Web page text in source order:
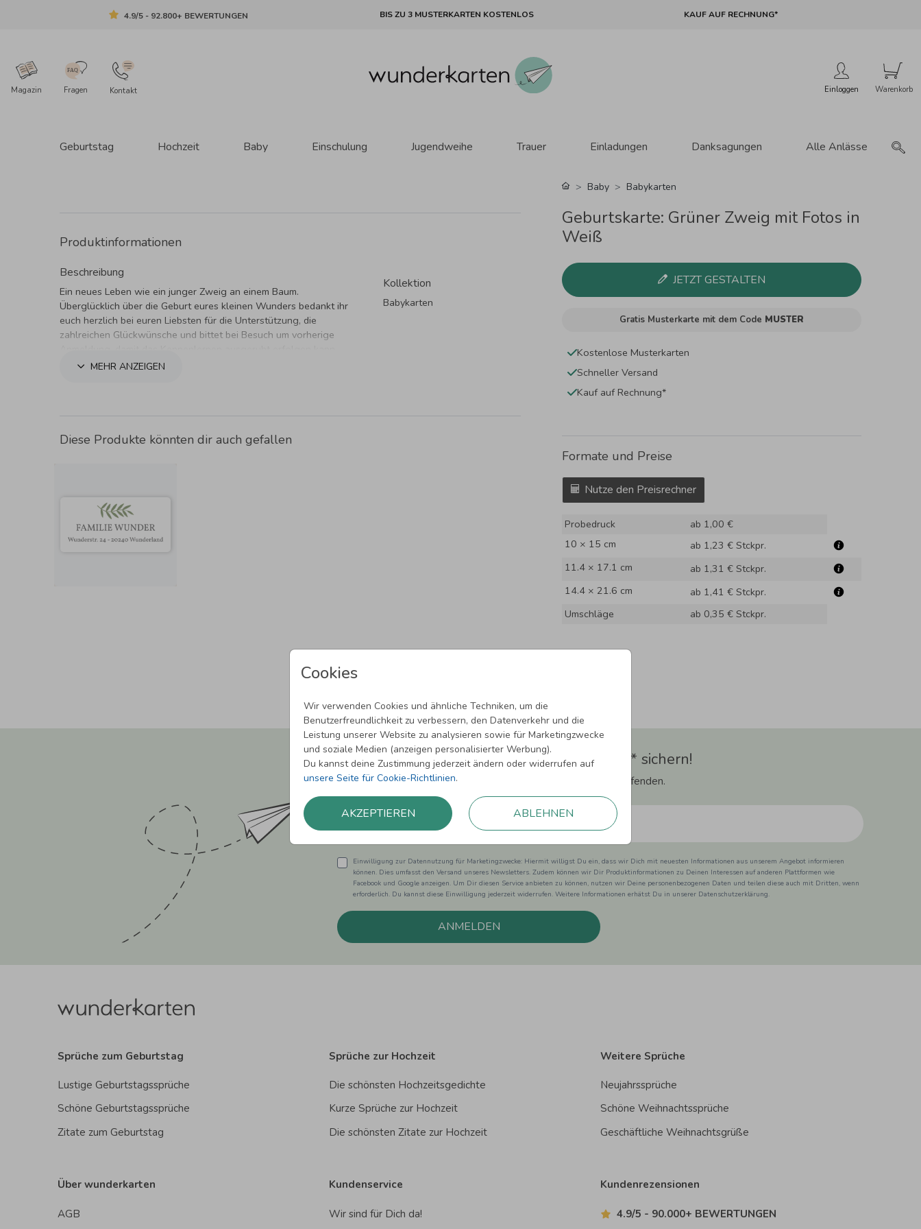
4.9/5 - 92.800+ BEWERTUNGEN BIS ZU 3 MUSTERKARTEN KOSTENLOS KAUF AUF RECHNUNG*
Magazin Fragen Kontakt Einloggen
Geburtstag Hochzeit Baby Einschulung Jugendweihe Trauer Einladungen Danksagungen Alle Anlässe
Cookies
Wir verwenden Cookies und ähnliche Techniken, um die
Benutzerfreundlichkeit zu verbessern, den Datenverkehr und die
Leistung unserer Website zu analysieren sowie für Marketingzwecke
und soziale Medien (anzeigen personalisierter Werbung).
Du kannst deine Zustimmung jederzeit ändern oder widerrufen auf
unsere Seite für Cookie-Richtlinien.
AKZEPTIEREN ABLEHNEN
Produktinformationen
Beschreibung
Ein neues Leben wie ein junger Zweig an einem Baum.
Überglücklich über die Geburt eures kleinen Wunders bedankt ihr
euch herzlich bei euren Liebsten für die Unterstützung, die
zahlreichen Glückwünsche und bittet bei Besuch um vorherige
MEHR ANZEIGEN
Kollektion
Babykarten
Diese Produkte könnten dir auch gefallen
Baby Babykarten
Geburtskarte: Grüner Zweig mit Fotos in
Weiß
JETZT GESTALTEN
Gratis Musterkarte mit dem Code MUSTER
Kostenlose Musterkarten
Schneller Versand
Kauf auf Rechnung*
Formate und Preise
Nutze den Preisrechner
Probedruck
ab 1,00 €
10 × 15 cm
ab 1,23 € Stckpr.
11.4 × 17.1 cm
ab 1,31 € Stckpr.
14.4 × 21.6 cm
ab 1,41 € Stckpr.
Umschläge
ab 0,35 € Stckpr.
Newsletter abonnieren und 5,00 € Rabatt** sichern!
Melde Dich zu unserem Newsletter an und bleibe auf dem Laufenden.
Einwilligung zur Datennutzung für Marketingzwecke: Hiermit willigst Du ein, dass wir Dich mit neuesten Informationen aus unserem Angebot informieren
können. Dies umfasst den Versand unseres Newsletters. Zudem können wir Dir Produktinformationen zu Deinen Interessen auf anderen Plattformen wie
Facebook und Google anzeigen. Um Dir diesen Service anbieten zu können, nutzen wir Deine personenbezogenen Daten und teilen diese auch mit Dritten, wenn
erforderlich. Du kannst diese Einwilligung jederzeit widerrufen. Weitere Informationen erhätst Du in unserer Datenschutzerklärung.
ANMELDEN
Sprüche zum Geburtstag
Lustige Geburtstagssprüche
Schöne Geburtstagssprüche
Zitate zum Geburtstag
Sprüche zur Hochzeit
Die schönsten Hochzeitsgedichte
Kurze Sprüche zur Hochzeit
Die schönsten Zitate zur Hochzeit
Weitere Sprüche
Neujahrssprüche
Schöne Weihnachtssprüche
Geschäftliche Weihnachtsgrüße
Über wunderkarten
AGB
Kundenservice
Wir sind für Dich da!
Kundenrezensionen
4.9/5 - 90.000+ BEWERTUNGEN